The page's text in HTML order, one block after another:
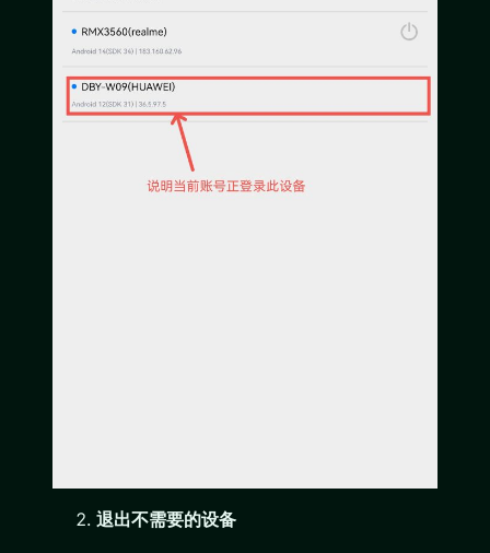
退出不需要的设备